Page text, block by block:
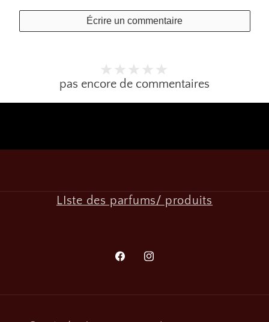
Écrire un commentaire
pas encore de commentaires
LIste des parfums/ produits
FacebookInstagram